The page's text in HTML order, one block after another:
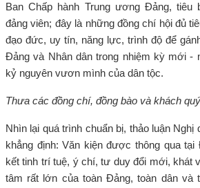
Ban Chấp hành Trung ương Đảng, tiêu
đảng viên; đây là những đồng chí hội đủ
đạo đức, uy tín, năng lực, trình độ để
Đảng và Nhân dân trong nhiệm kỳ mới -
kỷ nguyên vươn mình của dân tộc.
Thưa các đồng chí, đồng bào và khách
Nhìn lại quá trình chuẩn bị, thảo luận Nghị
khẳng định: Văn kiện được thông qua
kết tinh trí tuệ, ý chí, tư duy đổi mới, khát
tâm rất lớn của toàn Đảng, toàn dân và